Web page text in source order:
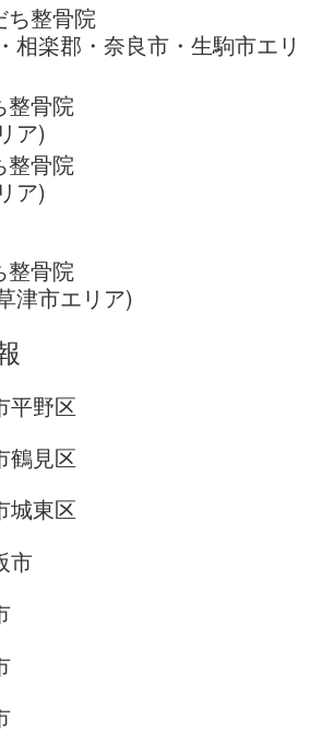
ち整骨院
相楽郡・奈良市・生駒市エリ
整骨院
ア)
整骨院
ア)
整骨院
津市エリア)
平野区
鶴見区
城東区
市